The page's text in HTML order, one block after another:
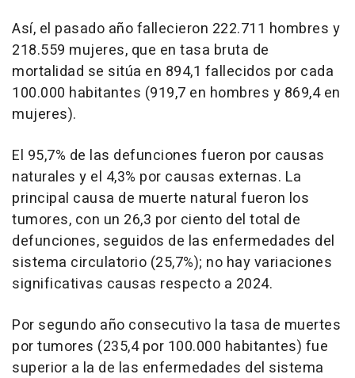
Así, el pasado año fallecieron 222.711 hombres y
218.559 mujeres, que en tasa bruta de
mortalidad se sitúa en 894,1 fallecidos por cada
100.000 habitantes (919,7 en hombres y 869,4 en
mujeres).
El 95,7% de las defunciones fueron por causas
naturales y el 4,3% por causas externas. La
principal causa de muerte natural fueron los
tumores, con un 26,3 por ciento del total de
defunciones, seguidos de las enfermedades del
sistema circulatorio (25,7%); no hay variaciones
significativas causas respecto a 2024.
Por segundo año consecutivo la tasa de muertes
por tumores (235,4 por 100.000 habitantes) fue
superior a la de las enfermedades del sistema